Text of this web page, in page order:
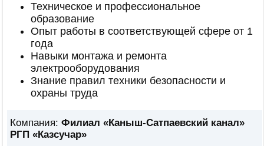
Техническое и профессиональное
образование
Опыт работы в соответствующей сфере от 1
года
Навыки монтажа и ремонта
электрооборудования
Знание правил техники безопасности и
охраны труда
Компания: Филиал «Каныш-Сатпаевский канал»
РГП «Казсучар»